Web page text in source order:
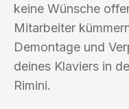
keine Wünsche
Mitarbeiter
Demontage und
deines Klaviers in
Rimini.